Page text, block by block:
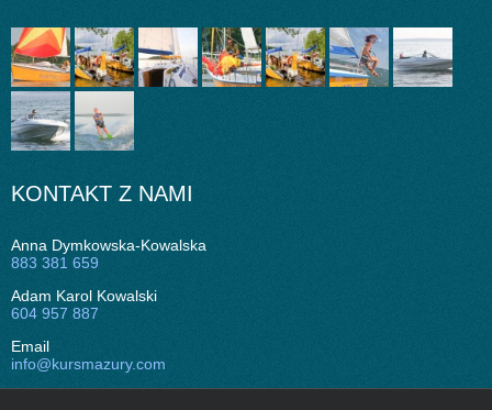
KONTAKT Z NAMI
Anna Dymkowska-Kowalska
883 381 659
Adam Karol Kowalski
604 957 887
Email
info@kursmazury.com